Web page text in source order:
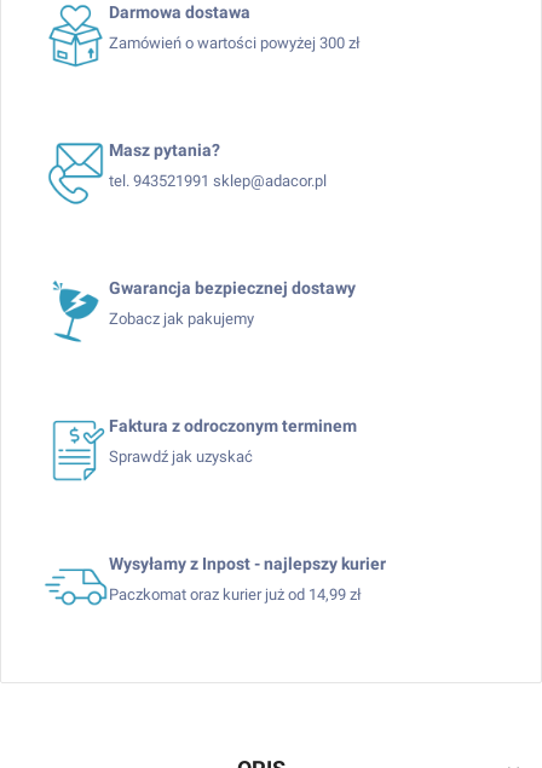
Darmowa dostawa
Zamówień o wartości powyżej 300 zł
Masz pytania?
tel. 943521991 sklep@adacor.pl
Gwarancja bezpiecznej dostawy
Zobacz jak pakujemy
Faktura z odroczonym terminem
Sprawdź jak uzyskać
Wysyłamy z Inpost - najlepszy kurier
Paczkomat oraz kurier już od 14,99 zł